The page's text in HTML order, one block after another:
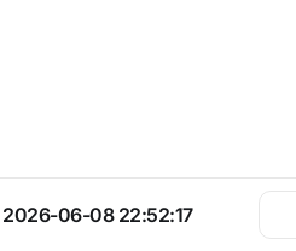
2026-06-08 22:52:17